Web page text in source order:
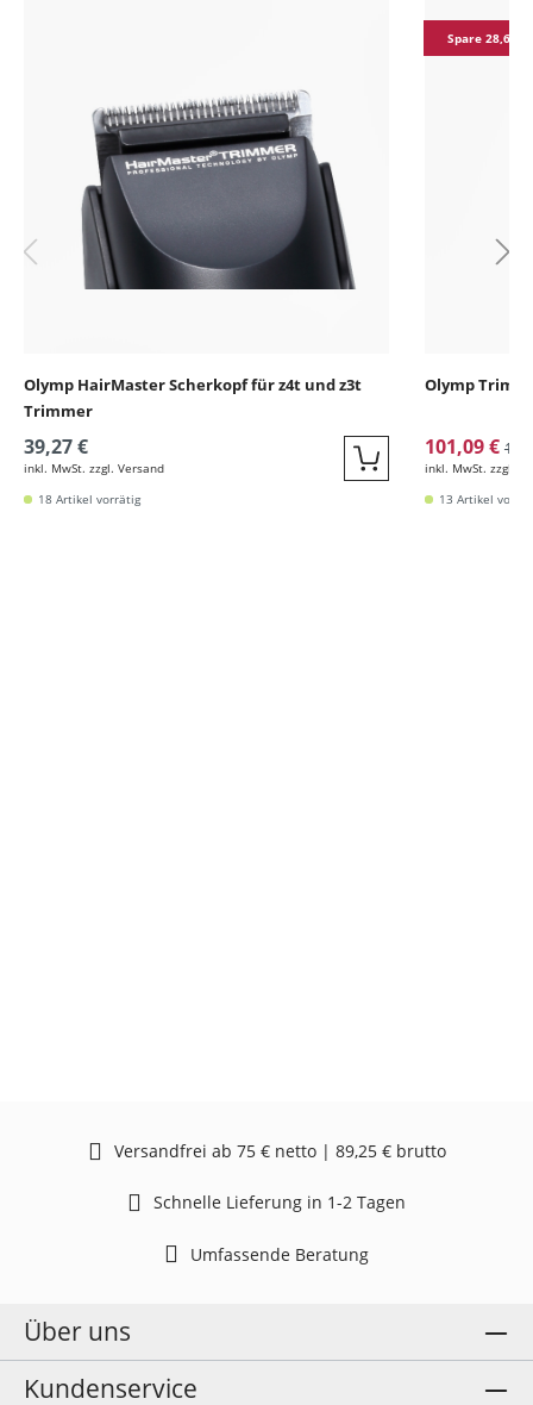
Olymp HairMaster Scherkopf für z4t und z3t
Trimmer
39,27 €
inkl. MwSt. zzgl. Versand Quickbuy
18 Artikel vorrätig
Spare 28,62 €
Olymp
101,09 €
inkl. MwSt. zzgl.
13 Artikel
Versandfrei ab 75 € netto | 89,25 € brutto
Schnelle Lieferung in 1-2 Tagen
Umfassende Beratung
Über uns
Kundenservice